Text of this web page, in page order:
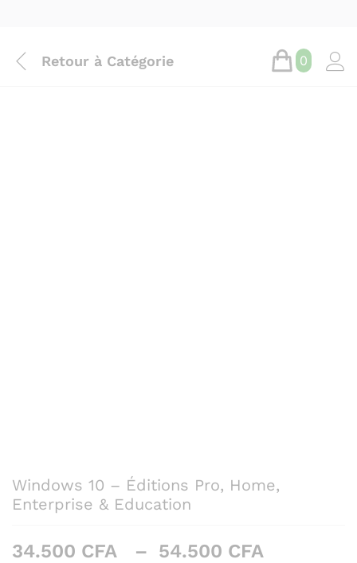
Retour à Catégorie 0
Windows 10 – Éditions Pro, Home,
Enterprise & Education
34.500 CFA – 54.500 CFA